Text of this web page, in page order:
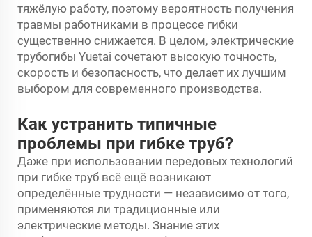
тяжёлую работу, поэтому вероятность получения
травмы работниками в процессе гибки
существенно снижается. В целом, электрические
трубогибы Yuetai сочетают высокую точность,
скорость и безопасность, что делает их лучшим
выбором для современного производства.
Как устранить типичные
проблемы при гибке труб?
Даже при использовании передовых технологий
при гибке труб всё ещё возникают
определённые трудности — независимо от того,
применяются ли традиционные или
электрические методы. Знание этих